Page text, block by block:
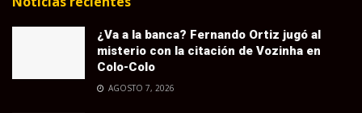
¿Va a la banca? Fernando Ortiz jugó al
misterio con la citación de Vozinha en
Colo-Colo
AGOSTO 7, 2026